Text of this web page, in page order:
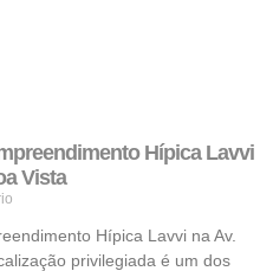
Hípica Lavvi
Vista
Hípica Lavvi na Av.
privilegiada é um dos